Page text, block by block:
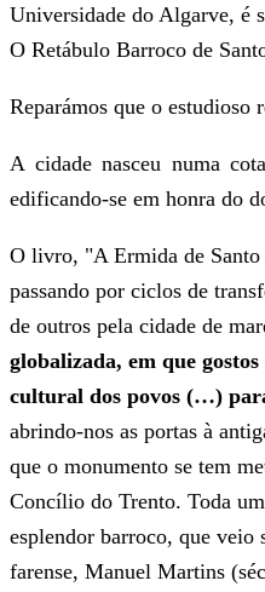
Universidade do Algarve, é
O Retábulo Barroco de
Reparámos que o estudioso
A cidade nasceu numa
edificando-se em honra do
O livro, "A Ermida de Santo
passando por ciclos de
de outros pela cidade de
globalizada, em que
cultural dos povos (…)
abrindo-nos as portas à
que o monumento se tem
Concílio do Trento. Toda
esplendor barroco, que veio
farense, Manuel Martins